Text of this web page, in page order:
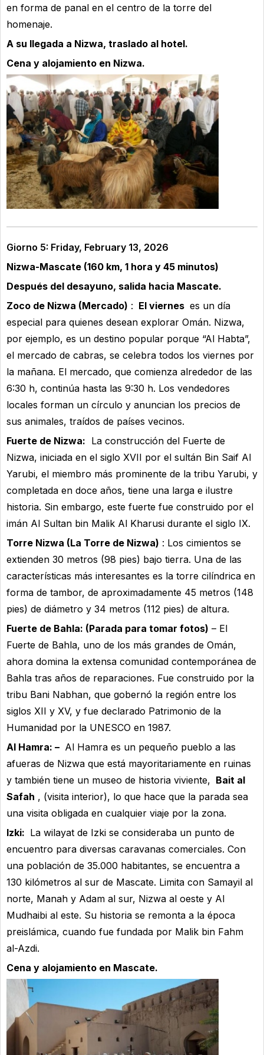
en forma de panal en el centro de la torre del
homenaje.
A su llegada a Nizwa, traslado al hotel.
Cena y alojamiento en Nizwa.
Giorno 5: Friday, February 13, 2026
Nizwa-Mascate (160 km, 1 hora y 45 minutos)
Después del desayuno, salida hacia Mascate.
Zoco de Nizwa (Mercado) : El viernes es un día
especial para quienes desean explorar Omán. Nizwa,
por ejemplo, es un destino popular porque “Al Habta”,
el mercado de cabras, se celebra todos los viernes por
la mañana. El mercado, que comienza alrededor de las
6:30 h, continúa hasta las 9:30 h. Los vendedores
locales forman un círculo y anuncian los precios de
sus animales, traídos de países vecinos.
Fuerte de Nizwa: La construcción del Fuerte de
Nizwa, iniciada en el siglo XVII por el sultán Bin Saif Al
Yarubi, el miembro más prominente de la tribu Yarubi, y
completada en doce años, tiene una larga e ilustre
historia. Sin embargo, este fuerte fue construido por el
imán Al Sultan bin Malik Al Kharusi durante el siglo IX.
Torre Nizwa (La Torre de Nizwa) : Los cimientos se
extienden 30 metros (98 pies) bajo tierra. Una de las
características más interesantes es la torre cilíndrica en
forma de tambor, de aproximadamente 45 metros (148
pies) de diámetro y 34 metros (112 pies) de altura.
Fuerte de Bahla: (Parada para tomar fotos) – El
Fuerte de Bahla, uno de los más grandes de Omán,
ahora domina la extensa comunidad contemporánea de
Bahla tras años de reparaciones. Fue construido por la
tribu Bani Nabhan, que gobernó la región entre los
siglos XII y XV, y fue declarado Patrimonio de la
Humanidad por la UNESCO en 1987.
Al Hamra: – Al Hamra es un pequeño pueblo a las
afueras de Nizwa que está mayoritariamente en ruinas
y también tiene un museo de historia viviente, Bait al
Safah , (visita interior), lo que hace que la parada sea
una visita obligada en cualquier viaje por la zona.
Izki: La wilayat de Izki se consideraba un punto de
encuentro para diversas caravanas comerciales. Con
una población de 35.000 habitantes, se encuentra a
130 kilómetros al sur de Mascate. Limita con Samayil al
norte, Manah y Adam al sur, Nizwa al oeste y Al
Mudhaibi al este. Su historia se remonta a la época
preislámica, cuando fue fundada por Malik bin Fahm
al-Azdi.
Cena y alojamiento en Mascate.